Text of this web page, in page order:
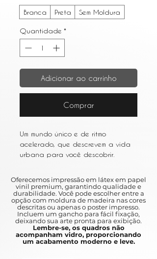
Branca Preta Sem Moldura
Quantidade *
Adicionar ao carrinho
Comprar
Um mundo único e de ritmo
acelerado, que descrevem a vida
urbana para você descobrir.
metrópoles movimentadas como
Nova York e São Paulo, a arte
urbana é um ótimo complemento
para qualquer casa.
A unique and fast pace, which can
Oferecemos impressão em látex em papel
vinil premium, garantindo qualidade e
durabilidade. Você pode escolher entre a
opção com moldura de madeira nas cores
descritas ou apenas o poster impresso.
Incluem um gancho para fácil fixação,
deixando sua arte pronta para exibição.
Lembre-se, os quadros não
acompanham vidro, proporcionando
um acabamento moderno e leve.